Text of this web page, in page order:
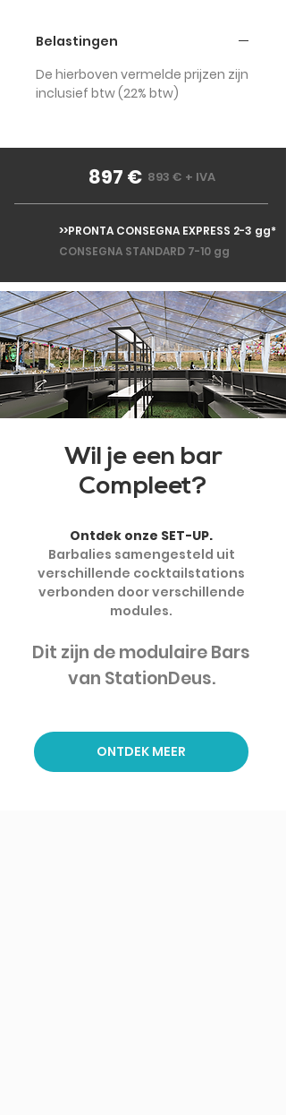
Belastingen
De hierboven vermelde prijzen zijn
inclusief btw (22% btw)
897 € 893 € + IVA
>>PRONTA CONSEGNA EXPRESS 2-3 gg*
CONSEGNA STANDARD 7-10 gg
Wil je een bar
Compleet?
Ontdek onze SET-UP.
Barbalies samengesteld uit
verschillende cocktailstations
verbonden door verschillende
modules.
Dit zijn de modulaire Bars
van StationDeus.
ONTDEK MEER